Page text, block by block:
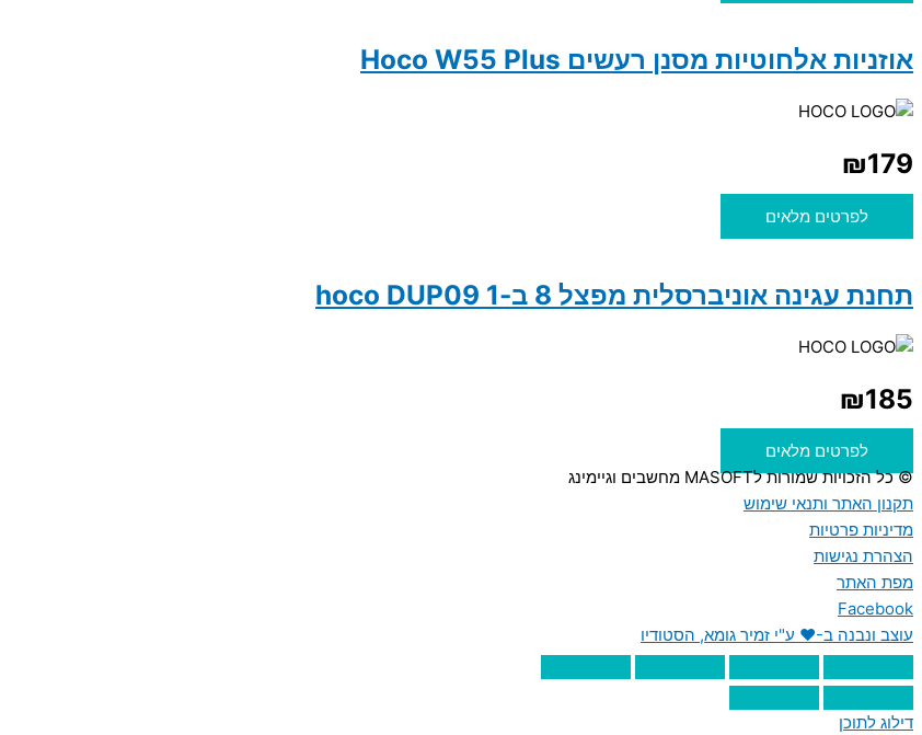
אוזניות אלחוטיות מסנן רעשים Hoco W55 Plus
₪179
לפרטים מלאים
תחנת עגינה אוניברסלית מפצל 8 ב-1 hoco DUP09
₪185
לפרטים מלאים
© כל הזכויות שמורות לMASOFT מחשבים וגיימינג
תקנון האתר ותנאי שימוש
מדיניות פרטיות
הצהרת נגישות
מפת האתר
Facebook
עוצב ונבנה ב-♥︎ ע"י זמיר גומא, הסטודיו
דילוג לתוכן